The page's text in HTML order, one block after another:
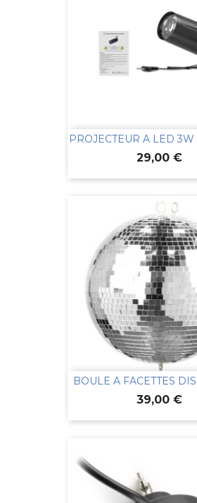
PROJECTEUR A LED 3W
Prix
29,00 €
BOULE A FACETTES
Prix
39,00 €